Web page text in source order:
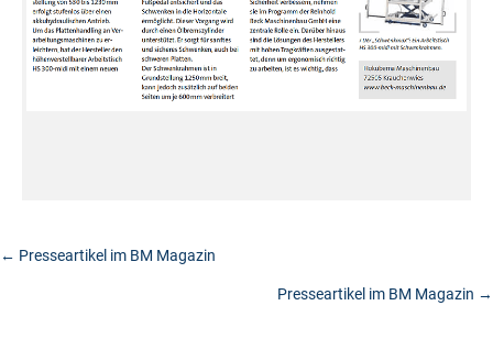
Posts
← Presseartikel im BM Magazin
Presseartikel im BM Magazin →